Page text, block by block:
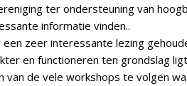
ter ondersteuning van
informatie vinden..
een zeer interessante lezing
en functioneren ten grondslag
van de vele workshops te volgen